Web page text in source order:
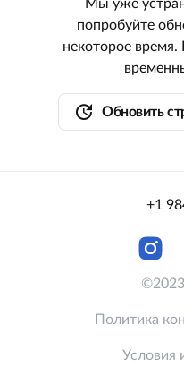
Мы уже
попробуйте
некоторое время.
update Обновить
+1
Политика
Условия